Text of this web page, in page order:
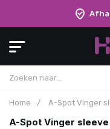
Home / A-Spot Vinger
A-Spot Vinger sleeve